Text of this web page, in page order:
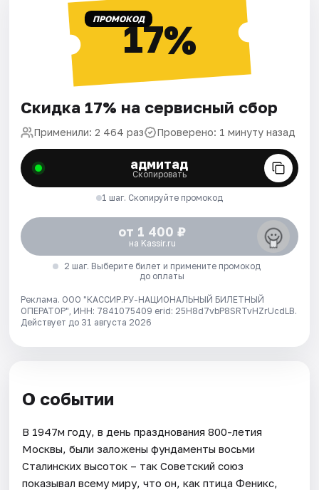
ПРОМОКОД17%
Скидка 17% на сервисный сбор
Применили: 2 464 раз Проверено: 1 минуту назад
адмитад
Скопировать
1 шаг. Скопируйте промокод
от 1 400 ₽
на Kassir.ru
2 шаг. Выберите билет и примените промокод
до оплаты
Реклама. ООО "КАССИР.РУ-НАЦИОНАЛЬНЫЙ БИЛЕТНЫЙ
ОПЕРАТОР", ИНН: 7841075409 erid: 25H8d7vbP8SRTvHZrUcdLB.
Действует до 31 августа 2026
О событии
В 1947м году, в день празднования 800-летия
Москвы, были заложены фундаменты восьми
Сталинских высоток – так Советский союз
показывал всему миру, что он, как птица Феникс,